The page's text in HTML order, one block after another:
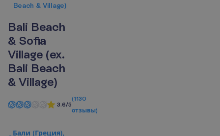
Beach & Village)
Bali Beach
& Sofia
Village (ex.
Bali Beach
& Village)
3.6/5
(1130
отзывы)
Бали (Греция),